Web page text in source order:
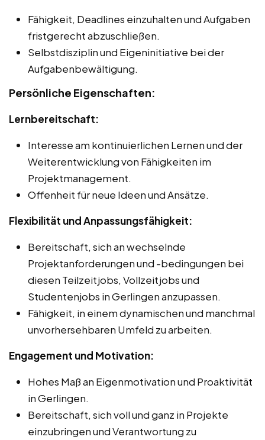
Fähigkeit, Deadlines einzuhalten und Aufgaben
fristgerecht abzuschließen.
Selbstdisziplin und Eigeninitiative bei der
Aufgabenbewältigung.
Persönliche Eigenschaften:
Lernbereitschaft:
Interesse am kontinuierlichen Lernen und der
Weiterentwicklung von Fähigkeiten im
Projektmanagement.
Offenheit für neue Ideen und Ansätze.
Flexibilität und Anpassungsfähigkeit:
Bereitschaft, sich an wechselnde
Projektanforderungen und -bedingungen bei
diesen Teilzeitjobs, Vollzeitjobs und
Studentenjobs in Gerlingen anzupassen.
Fähigkeit, in einem dynamischen und manchmal
unvorhersehbaren Umfeld zu arbeiten.
Engagement und Motivation:
Hohes Maß an Eigenmotivation und Proaktivität
in Gerlingen.
Bereitschaft, sich voll und ganz in Projekte
einzubringen und Verantwortung zu